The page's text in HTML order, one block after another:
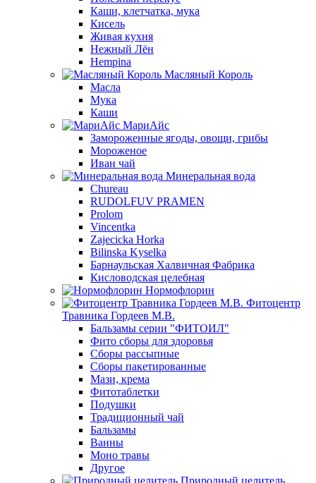
Каши, клетчатка, мука
Кисель
Живая кухня
Нежный Лён
Hempina
Масляный Король
Масла
Мука
Каши
МариАйс
Замороженные ягоды, овощи, грибы
Мороженое
Иван чай
Минеральная вода
Chureau
RUDOLFUV PRAMEN
Prolom
Vincentka
Zajecicka Horka
Bilinska Kyselka
Барнаульская Халвичная Фабрика
Кисловодская целебная
Нормофлорин
Фитоцентр
Травника Гордеев М.В.
Бальзамы серии "ФИТОИЛ"
Фито сборы для здоровья
Сборы рассыпные
Сборы пакетированные
Мази, крема
Фитотаблетки
Подушки
Традиционный чай
Бальзамы
Ванны
Моно травы
Другое
Природный целитель